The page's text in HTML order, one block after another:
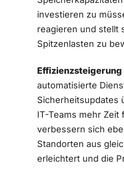
investieren ⁣zu
reagieren ‍und stellt
Spitzenlasten zu⁤
Effizienzsteigerung
automatisierte
Sicherheitsupdates
IT-Teams mehr
‌verbessern ‌sich
Standorten aus
erleichtert und die